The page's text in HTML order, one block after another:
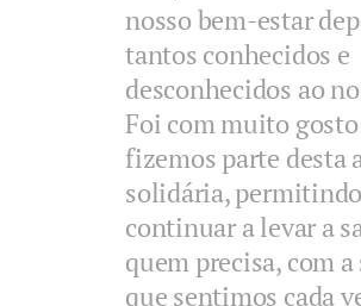
nosso bem-estar
tantos conhecidos e
desconhecidos ao
Foi com muito
fizemos parte desta
solidária,
continuar a levar a
quem precisa, com
que sentimos cada